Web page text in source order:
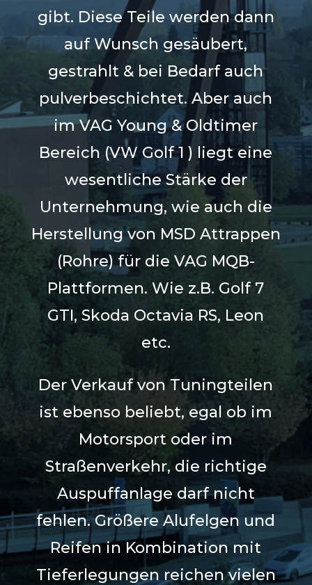
gibt. Diese Teile werden dann
auf Wunsch gesäubert,
gestrahlt & bei Bedarf auch
pulverbeschichtet.Aber auch
im VAG Young & Oldtimer
Bereich (VW Golf 1 ) liegt eine
wesentliche Stärke der
Unternehmung, wie auch die
Herstellung von MSD Attrappen
(Rohre) für die VAG MQB-
Plattformen. Wie z.B. Golf 7
GTI, Skoda Octavia RS, Leon
etc.
Der Verkauf von Tuningteilen
ist ebenso beliebt, egal ob im
Motorsport oder im
Straßenverkehr, die richtige
Auspuffanlage darf nicht
fehlen. Größere Alufelgen und
Reifen in Kombination mit
Tieferlegungen reichen vielen